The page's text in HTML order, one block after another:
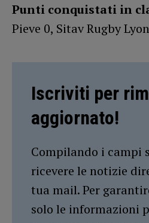
Punti conquistati in
Pieve 0, Sitav Rugby
Iscriviti per
aggiornato!
Compilando i campi
ricevere le notizie
tua mail. Per
solo le informazioni